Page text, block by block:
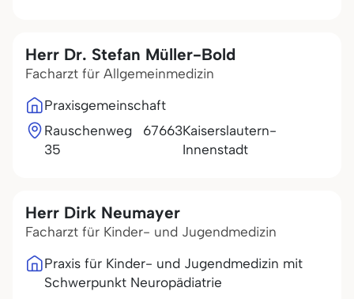
Herr Dr. Stefan Müller-Bold
Facharzt für Allgemeinmedizin
Praxisgemeinschaft
Rauschenweg
35
67663Kaiserslautern-
Innenstadt
Herr Dirk Neumayer
Facharzt für Kinder- und Jugendmedizin
Praxis für Kinder- und Jugendmedizin mit
Schwerpunkt Neuropädiatrie